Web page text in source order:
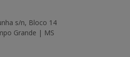
s/n, Bloco 14
Grande | MS